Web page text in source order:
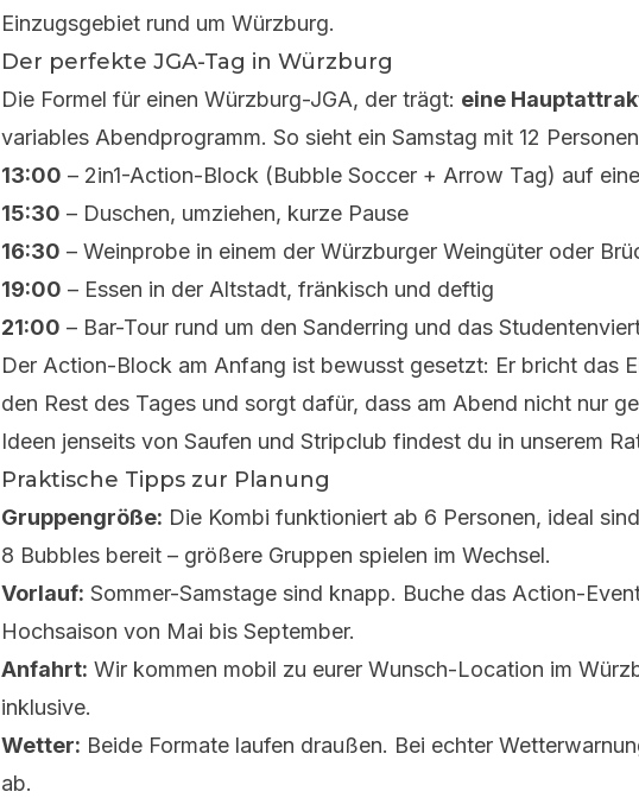
Einzugsgebiet rund um Würzburg.
Der perfekte JGA-Tag in Würzburg
Die Formel für einen Würzburg-JGA, der trägt: eine
variables Abendprogramm. So sieht ein Samstag mit 12
13:00 – 2in1-Action-Block (Bubble Soccer + Arrow Tag) auf
15:30 – Duschen, umziehen, kurze Pause
16:30 – Weinprobe in einem der Würzburger Weingüter oder
19:00 – Essen in der Altstadt, fränkisch und deftig
21:00 – Bar-Tour rund um den Sanderring und das
Der Action-Block am Anfang ist bewusst gesetzt: Er bricht das
den Rest des Tages und sorgt dafür, dass am Abend nicht nur
Ideen jenseits von Saufen und Stripclub findest du in unserem
Praktische Tipps zur Planung
Gruppengröße: Die Kombi funktioniert ab 6 Personen, ideal
8 Bubbles bereit – größere Gruppen spielen im Wechsel.
Vorlauf: Sommer-Samstage sind knapp. Buche das Action-
Hochsaison von Mai bis September.
Anfahrt: Wir kommen mobil zu eurer Wunsch-Location im
inklusive.
Wetter: Beide Formate laufen draußen. Bei echter
ab.